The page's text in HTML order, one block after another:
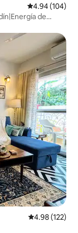
Calificación
4.94 (104)
de
Calificación
4.98 (122)